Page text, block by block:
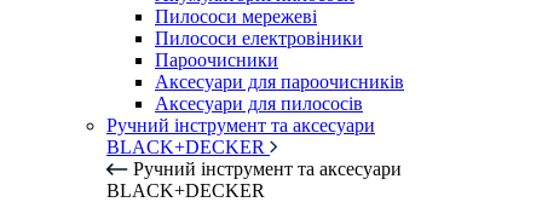
Пилососи мережеві
Пилососи електровіники
Пароочисники
Аксесуари для пароочисників
Аксесуари для пилососів
Ручний інструмент та аксесуари
BLACK+DECKER
Ручний інструмент та аксесуари
BLACK+DECKER